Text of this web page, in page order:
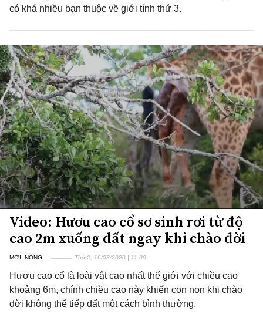
có khá nhiều bạn thuộc về giới tính thứ 3.
Video: Hươu cao cổ sơ sinh rơi từ độ
cao 2m xuống đất ngay khi chào đời
MỚI- NÓNG Thứ 2, 16/03/2020 | 11:00
Hươu cao cổ là loài vật cao nhất thế giới với chiều cao
khoảng 6m, chính chiều cao này khiến con non khi chào
đời không thể tiếp đất một cách bình thường.